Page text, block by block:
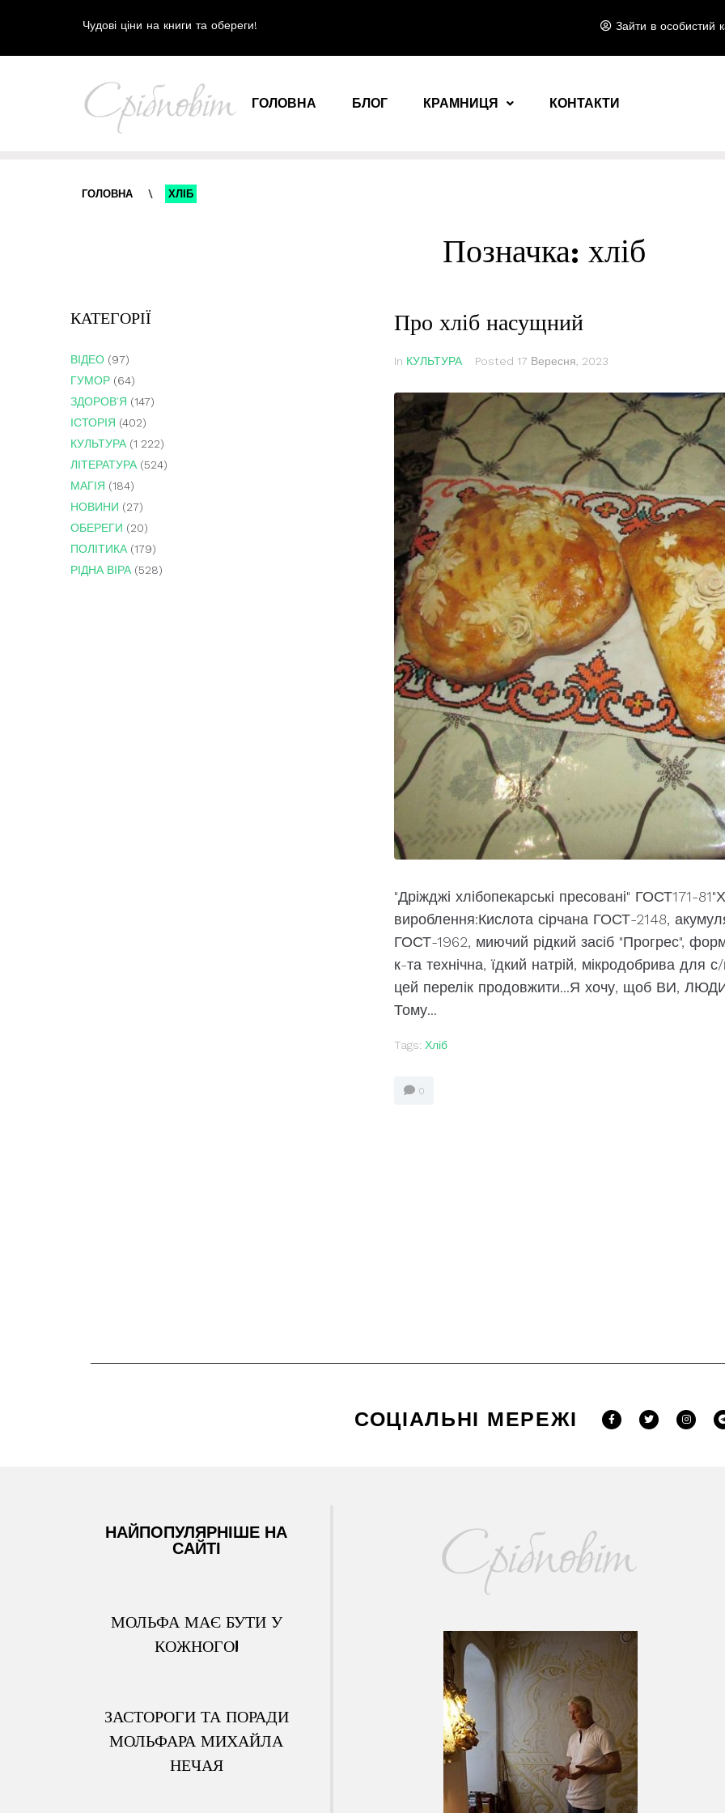
Чудові ціни на книги та обереги! Зайти в особистий
ГОЛОВНА БЛОГ КРАМНИЦЯ КОНТАКТИ
ГОЛОВНА \ ХЛІБ
Позначка: хліб
Про хліб насущний
In КУЛЬТУРА Posted 17 Вересня, 2023
"Дріжджі хлібопекарські пресовані" ГОСТ171-
вироблення:Кислота сірчана ГОСТ-2148,
ГОСТ-1962, миючий рідкий засіб "Прогрес",
к-та технічна, їдкий натрій, мікродобрива
цей перелік продовжити...Я хочу, щоб ВИ,
Тому...
Tags: Хліб
0
КАТЕГОРІЇ
ВІДЕО (97)
ГУМОР (64)
ЗДОРОВ'Я (147)
ІСТОРІЯ (402)
КУЛЬТУРА (1 222)
ЛІТЕРАТУРА (524)
МАГІЯ (184)
НОВИНИ (27)
ОБЕРЕГИ (20)
ПОЛІТИКА (179)
РІДНА ВІРА (528)
СОЦІАЛЬНІ МЕРЕЖІ
НАЙПОПУЛЯРНІШЕ НА
САЙТІ
МОЛЬФА МАЄ БУТИ У
КОЖНОГО!
ЗАСТОРОГИ ТА ПОРАДИ
МОЛЬФАРА МИХАЙЛА
НЕЧАЯ